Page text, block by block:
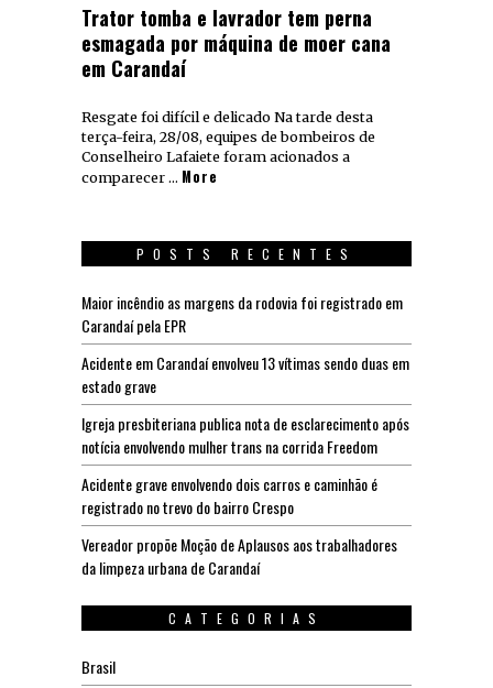
Trator tomba e lavrador tem perna
esmagada por máquina de moer cana
em Carandaí
Resgate foi difícil e delicado Na tarde desta
terça-feira, 28/08, equipes de bombeiros de
Conselheiro Lafaiete foram acionados a
comparecer … More
POSTS RECENTES
Maior incêndio as margens da rodovia foi registrado em
Carandaí pela EPR
Acidente em Carandaí envolveu 13 vítimas sendo duas em
estado grave
Igreja presbiteriana publica nota de esclarecimento após
notícia envolvendo mulher trans na corrida Freedom
Acidente grave envolvendo dois carros e caminhão é
registrado no trevo do bairro Crespo
Vereador propõe Moção de Aplausos aos trabalhadores
da limpeza urbana de Carandaí
CATEGORIAS
Brasil